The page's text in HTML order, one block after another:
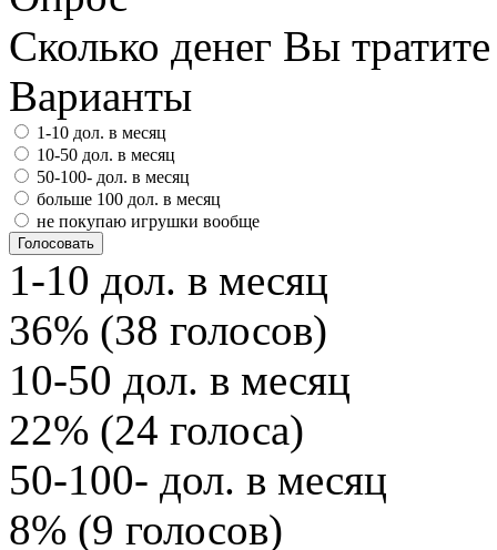
Сколько денег Вы
Варианты
1-10 дол. в месяц
10-50 дол. в месяц
50-100- дол. в месяц
больше 100 дол. в месяц
не покупаю игрушки вообще
1-10 дол. в месяц
36% (38 голосов)
10-50 дол. в месяц
22% (24 голоса)
50-100- дол. в месяц
8% (9 голосов)